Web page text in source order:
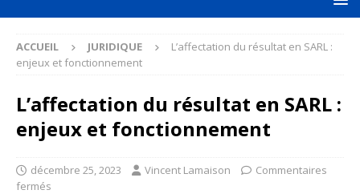
ACCUEIL JURIDIQUE
L’affectation du résultat en SARL :
enjeux et fonctionnement
L’affectation du résultat en SARL :
enjeux et fonctionnement
décembre 25, 2023 Vincent Lamaison
Commentaires
fermés